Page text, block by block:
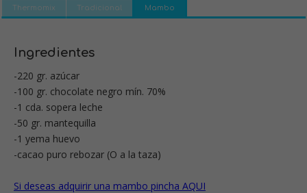
Thermomix Tradicional Mambo
Ingredientes
-220 gr. azúcar
-100 gr. chocolate negro mín. 70%
-1 cda. sopera leche
-50 gr. mantequilla
-1 yema huevo
-cacao puro rebozar (O a la taza)
Si deseas adquirir una mambo pincha AQUI